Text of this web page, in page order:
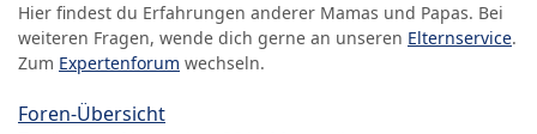
Hier findest du Erfahrungen anderer Mamas und Papas. Bei
weiteren Fragen, wende dich gerne an unseren Elternservice.
Zum Expertenforum wechseln.
Foren-Übersicht